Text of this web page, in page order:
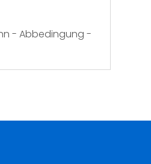
- Abbedingung -